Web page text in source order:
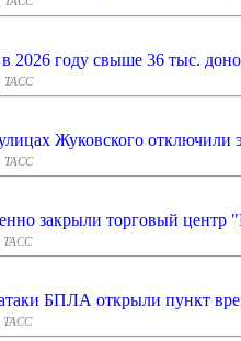
2026 году свыше 36 тыс.
| ТАСС
Жуковского отключили
| ТАСС
закрыли торговый центр
| ТАСС
БПЛА открыли пункт
| ТАСС